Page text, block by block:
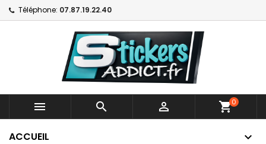
Téléphone: 07.87.19.22.40
   shopping_cart0
ACCUEIL